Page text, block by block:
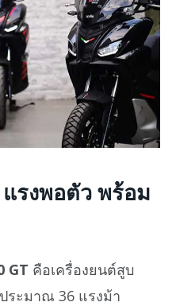
รงพอตัว พร้อม
GT คือเครื่องยนต์สูบ
ระมาณ 36 แรงม้า